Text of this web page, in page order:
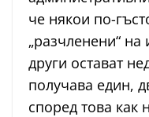
че някои по-
„разчленени“ на
други остават
получава един,
според това как